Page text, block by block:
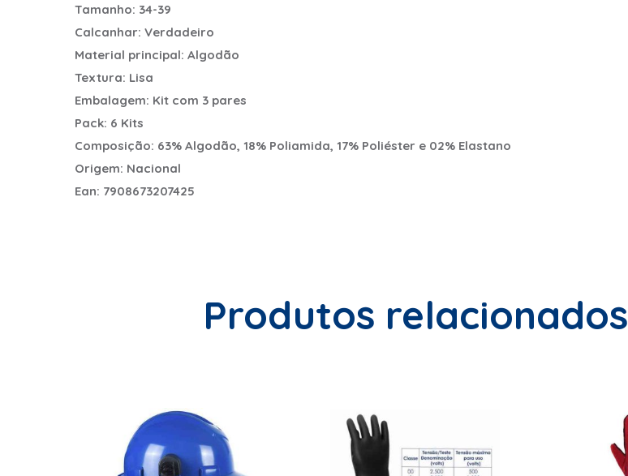
Tamanho: 34-39
Calcanhar: Verdadeiro
Material principal: Algodão
Textura: Lisa
Embalagem: Kit com 3 pares
Pack: 6 Kits
Composição: 63% Algodão, 18% Poliamida, 17% Poliéster e 02% Elastano
Origem: Nacional
Ean: 7908673207425
Produtos relacionados